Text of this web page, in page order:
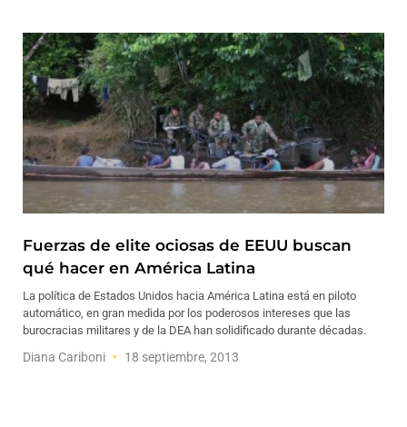
Fuerzas de elite ociosas de EEUU buscan
qué hacer en América Latina
La política de Estados Unidos hacia América Latina está en piloto
automático, en gran medida por los poderosos intereses que las
burocracias militares y de la DEA han solidificado durante décadas.
Diana Cariboni 18 septiembre, 2013